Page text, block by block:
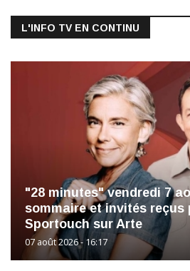
L'INFO TV EN CONTINU
"28 minutes" vendredi 7
sommaire et invités reçus
Sportouch sur Arte
07 août 2026 - 16:17